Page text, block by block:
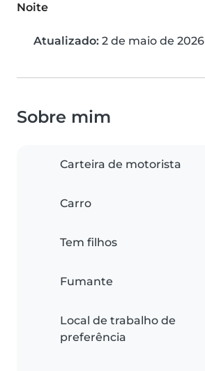
Noite
Atualizado: 2 de maio de 2026
Sobre mim
Carteira de motorista
Carro
Tem filhos
Fumante
Local de trabalho de
preferência